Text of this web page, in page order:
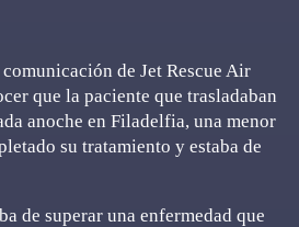
de Jet Rescue Air
que la paciente que trasladaban
anoche en Filadelfia, una menor
su tratamiento y estaba de
de superar una enfermedad que